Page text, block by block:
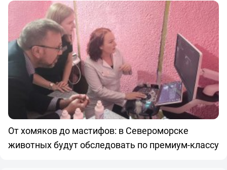
От хомяков до мастифов: в Североморске
животных будут обследовать по премиум-классу